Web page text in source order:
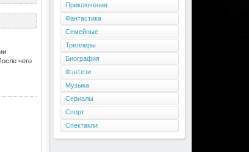
чего
Приключения
Фантастика
Семейные
Триллеры
Биография
Фэнтези
Музыка
Сериалы
Спорт
Спектакли